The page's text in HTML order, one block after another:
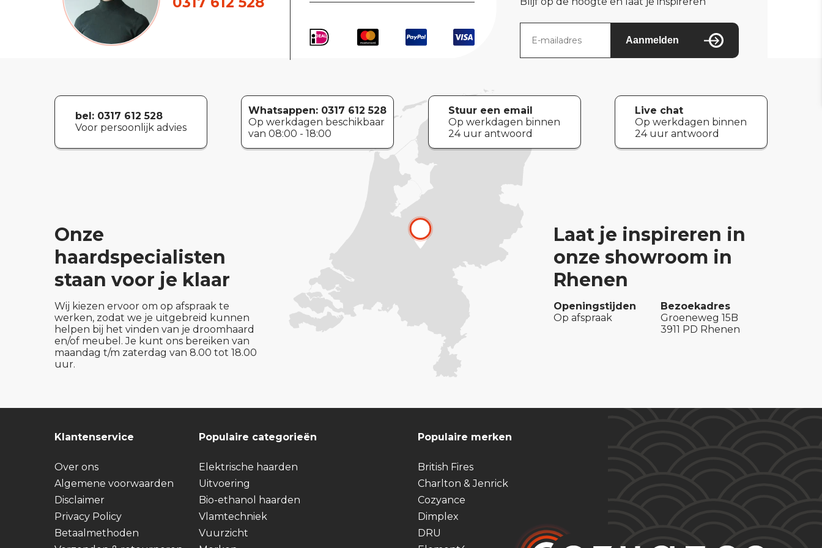
Aanmelden
bel: 0317 612 528
Voor persoonlijk advies
Whatsappen: 0317 612 528
Op werkdagen beschikbaar
van 08:00 - 18:00
Stuur een email
Op werkdagen binnen
24 uur antwoord
Live chat
Op werkdagen binnen
24 uur antwoord
Onze
haardspecialisten
staan voor je klaar
Wij kiezen ervoor om op afspraak te
werken, zodat we je uitgebreid kunnen
helpen bij het vinden van je droomhaard
en/of meubel. Je kunt ons bereiken van
maandag t/m zaterdag van 8.00 tot 18.00
uur.
Laat je inspireren in
onze showroom in
Rhenen
Openingstijden
Op afspraak
Bezoekadres
Groeneweg 15B
3911 PD Rhenen
Klantenservice
Over ons
Algemene voorwaarden
Disclaimer
Privacy Policy
Betaalmethoden
Populaire categorieën
Elektrische haarden
Uitvoering
Bio-ethanol haarden
Vlamtechniek
Vuurzicht
Populaire merken
British Fires
Charlton & Jenrick
Cozyance
Dimplex
DRU